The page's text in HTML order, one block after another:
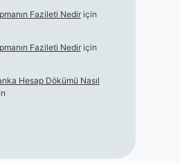
Fazileti Nediriçin
Fazileti Nediriçin
Hesap Dökümü Nasıl